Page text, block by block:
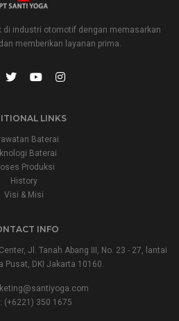
di industri otomotif dengan memasarkan
memberikan layanan prima.
LINKS
Baterai
Baterai
Produksi
History
Visi & Misi
INFO
Jl. Tanah Abang III, No. 23 - 27, lantai
Pusat, DKI Jakarta 10160.
(+6221) 350 1675